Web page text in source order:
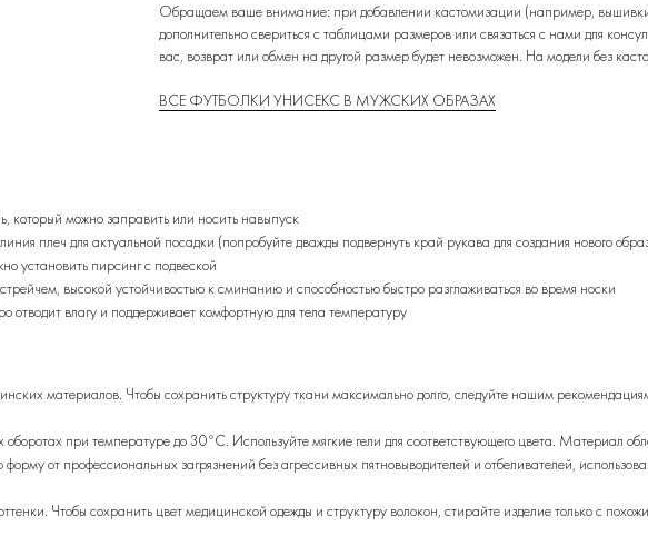
Обращаем ваше внимание: при добавлении кастомизации (например,
дополнительно свериться с таблицами размеров или связаться с нами для
вас, возврат или обмен на другой размер будет невозможен. На модели без
ВСЕ ФУТБОЛКИ УНИСЕКС В МУЖСКИХ ОБРАЗАХ
можно заправить или носить навыпуск
плеч для актуальной посадки (попробуйте дважды подвернуть край рукава для создания нового
установить пирсинг с подвеской
высокой устойчивостью к сминанию и способностью быстро разглаживаться во время носки
отводит влагу и поддерживает комфортную для тела температуру
материалов. Чтобы сохранить структуру ткани максимально долго, следуйте нашим
при температуре до 30°C. Используйте мягкие гели для соответствующего цвета. Материал
от профессиональных загрязнений без агрессивных пятновыводителей и отбеливателей,
Чтобы сохранить цвет медицинской одежды и структуру волокон, стирайте изделие только с